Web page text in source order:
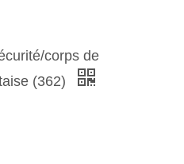
corps de
(362)